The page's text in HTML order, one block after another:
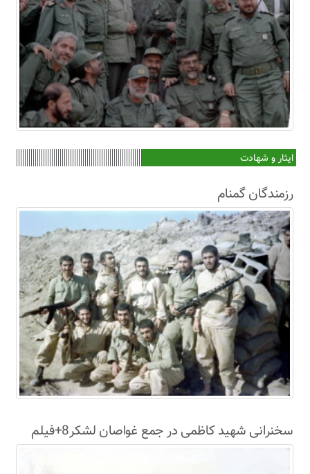
ایثار و شهادت
رزمندگان گمنام
سخنرانی شهید کاظمی در جمع غواصان لشکر8+فیلم